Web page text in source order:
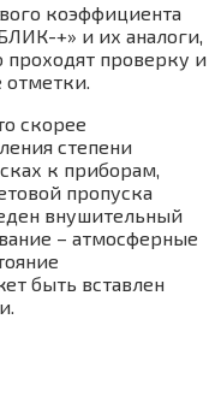
коэффициента
+» и их аналоги,
проверку и
скорее
степени
к приборам,
пропуска
внушительный
– атмосферные
быть вставлен